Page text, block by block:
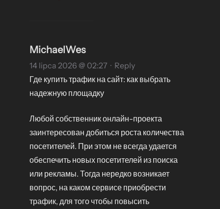
MichaelWes
14 lipca 2026 @ 02:27 · Reply
Где купить трафик на сайт: как выбрать
надежную площадку
Любой собственник онлайн-проекта
заинтересован добиться роста количества
посетителей. При этом не всегда удается
обеспечить новых посетителей из поиска
или рекламы. Тогда нередко возникает
вопрос, на каком сервисе приобрести
трафик, для того чтобы повысить